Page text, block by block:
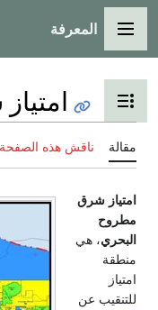
القائمة الرئيسية
المعرفة
تبديل عرض جدول
مقالة ناقش هذه الصفحة
امتياز شرق
مطروح
البحري، هي
منطقة
امتياز
للتنقيب عن